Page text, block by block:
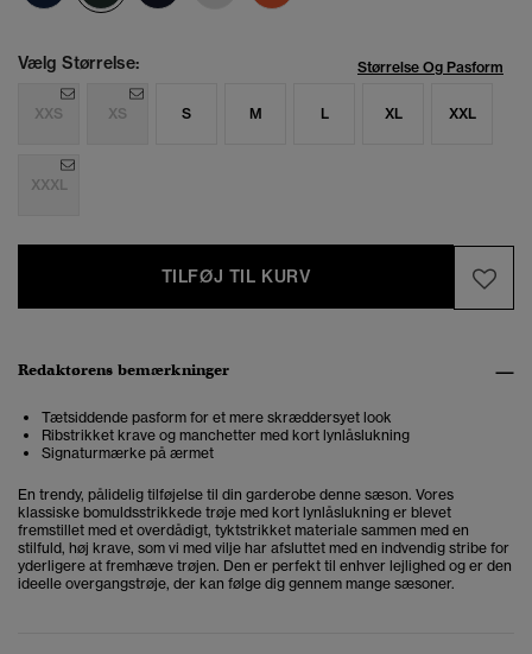
Vælg Størrelse: Størrelse Og Pasform
XXS XS S M L XL XXL
XXXL
TILFØJ TIL KURV
Redaktørens bemærkninger
Tætsiddende pasform for et mere skræddersyet look
Ribstrikket krave og manchetter med kort lynlåslukning
Signaturmærke på ærmet
En trendy, pålidelig tilføjelse til din garderobe denne sæson. Vores
klassiske bomuldsstrikkede trøje med kort lynlåslukning er blevet
fremstillet med et overdådigt, tyktstrikket materiale sammen med en
stilfuld, høj krave, som vi med vilje har afsluttet med en indvendig stribe for
yderligere at fremhæve trøjen. Den er perfekt til enhver lejlighed og er den
ideelle overgangstrøje, der kan følge dig gennem mange sæsoner.